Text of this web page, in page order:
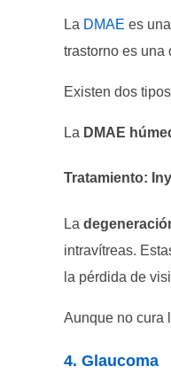
La DMAE es
trastorno es una
Existen dos
La DMAE
Tratamiento:
La
intravítreas.
la pérdida de
Aunque no cura
4. Glaucoma